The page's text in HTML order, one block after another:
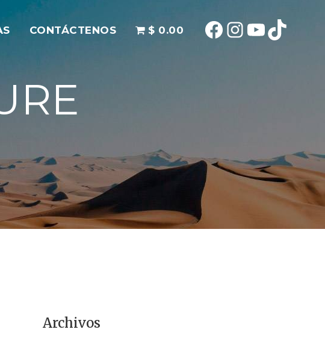
Facebook
Instagram
YouTube
TikTok
CONTÁCTENOS $ 0.00
Archivos